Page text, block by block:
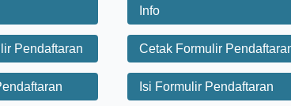
Pendaftaran
Info
Cetak Formulir
Isi Formulir Pendaftaran